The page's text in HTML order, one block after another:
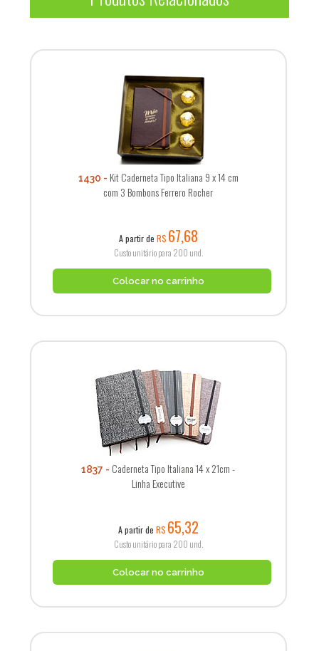
1430
Kit Caderneta Tipo Italiana 9 x 14 cm
com 3 Bombons Ferrero Rocher
A partir de R$ 67,68
Custo unitário para 200 und.
Colocar no carrinho
1837
Caderneta Tipo Italiana 14 x 21cm -
Linha Executive
A partir de R$ 65,32
Custo unitário para 200 und.
Colocar no carrinho